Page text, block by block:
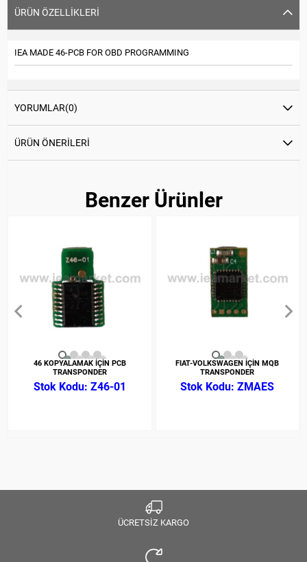
ÜRÜN ÖZELLIKLERI
IEA MADE 46-PCB FOR OBD PROGRAMMING
YORUMLAR(0)
ÜRÜN ÖNERILERI
Benzer Ürünler
46 KOPYALAMAK İÇİN PCB
TRANSPONDER
Z46-01
FIAT-VOLKSWAGEN İÇİN MQB
TRANSPONDER
ZMAES
ÜCRETSİZ KARGO